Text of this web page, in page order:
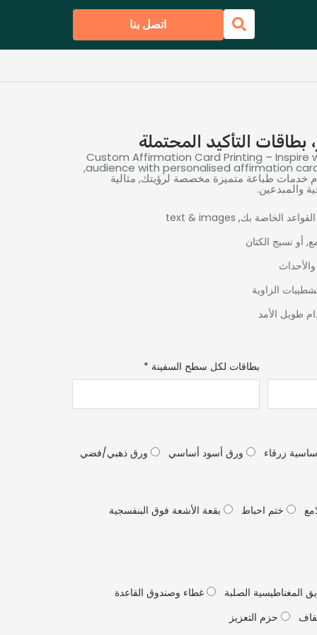
اتصل بنا
بطاقات التأكيد المحتملة
Custom Affirmation Card Printing – Inspire
audience with personalised affirmation
,
خدمات طباعة متميزة مخصصة لرؤيتك, مثالية
والمبدعين.
الخاصة بك, text & images
أو نسيج الكتان
والأحداث
الزاوية
طويل الأمد
بطاقات لكل سطح السفينة *
زرقاء ورق أسود أساسي ورق ذهبي/فضي
ختم احباط بقعة الأشعة فوق البنفسجية
المغناطيسية الصلبة
غطاء وصندوق القاعدة
حزم التعزيز